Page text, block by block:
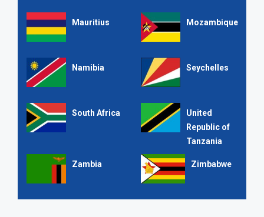
Mauritius Mozambique
Namibia Seychelles
South Africa
United
Republic of
Tanzania
Zambia Zimbabwe